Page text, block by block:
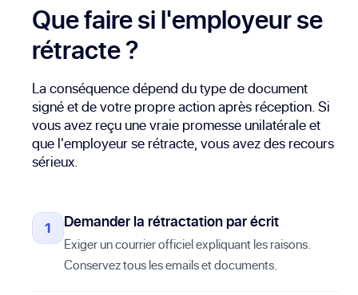
Que faire si l'employeur se
rétracte ?
La conséquence dépend du type de document
signé et de votre propre action après réception. Si
vous avez reçu une vraie promesse unilatérale et
que l'employeur se rétracte, vous avez des recours
sérieux.
Demander la rétractation par écrit
Exiger un courrier officiel expliquant les raisons.
Conservez tous les emails et documents.